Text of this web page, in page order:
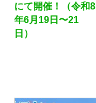
にて開催！（令和8
年6月19日〜21
日）